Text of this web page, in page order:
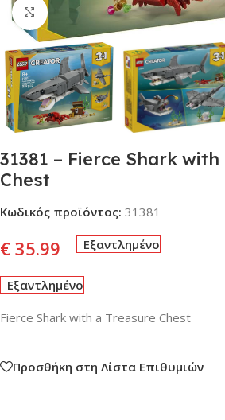
Click to enlarge
31381 – Fierce Shark
Chest
Κωδικός προϊόντος: 31381
€ 35.99 Εξαντλημένο
Εξαντλημένο
Fierce Shark with a Treasure Chest
Προσθήκη στη Λίστα Επιθυμιών